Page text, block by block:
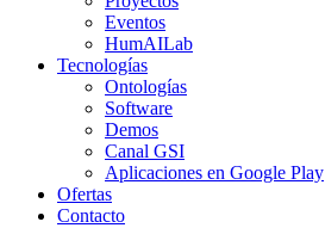
Eventos
HumAILab
Tecnologías
Ontologías
Software
Demos
Canal GSI
Aplicaciones en Google Play
Ofertas
Contacto